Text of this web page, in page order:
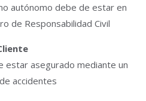
autónomo debe de estar en
de Responsabilidad Civil
estar asegurado mediante un
accidentes